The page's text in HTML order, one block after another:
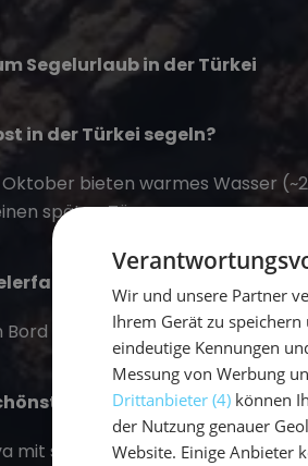
Segelurlaub in der Türkei
in der Türkei segeln?
bieten warmes Wasser
späten Törn.
Bord ist der Törn auch für
Revier?
mit seinen Fjorden und
Wir und unsere Partner
Ihrem Gerät zu
eindeutige Kennungen
Messung von Werbung
Drittanbieter (4) können
der Nutzung genauer
Website. Einige Anbieter